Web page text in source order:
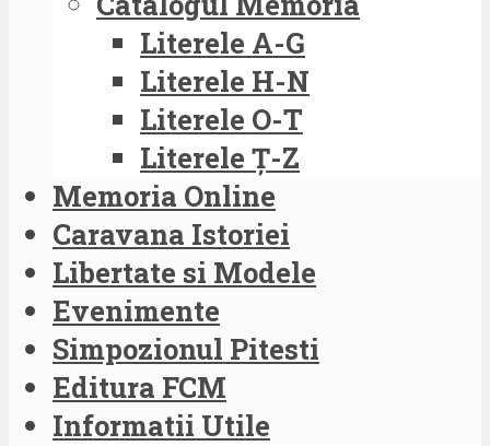
Literele A-G
Literele H-N
Literele O-T
Literele Ț-Z
Memoria Online
Caravana Istoriei
Libertate si Modele
Evenimente
Simpozionul Pitesti
Editura FCM
Informatii Utile